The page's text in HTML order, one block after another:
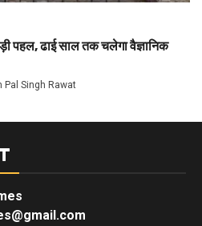
पहल, ढाई साल तक चलेगा वैज्ञानिक
Pal Singh Rawat